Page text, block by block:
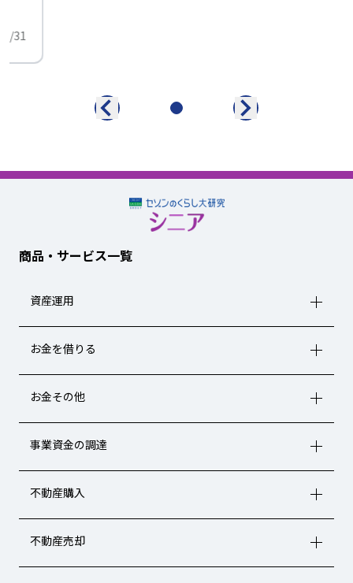
31
商品・サービス一覧
資産運用
お金を借りる
お金その他
事業資金の調達
不動産購入
不動産売却